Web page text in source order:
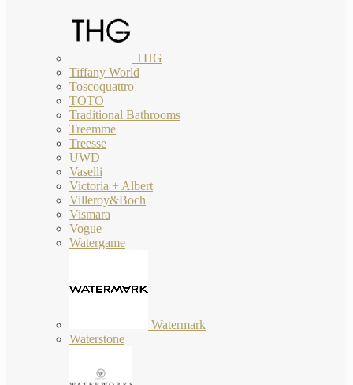
THG
Tiffany World
Toscoquattro
TOTO
Traditional Bathrooms
Treemme
Treesse
UWD
Vaselli
Victoria + Albert
Villeroy&Boch
Vismara
Vogue
Watergame
Watermark
Waterstone